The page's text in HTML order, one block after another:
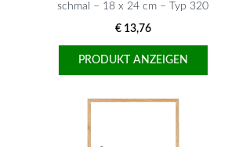
schmal – 18 x 24 cm – Typ 320
€ 13,76
PRODUKT ANZEIGEN